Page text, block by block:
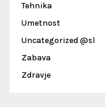
Tehnika
Umetnost
Uncategorized @sl
Zabava
Zdravje